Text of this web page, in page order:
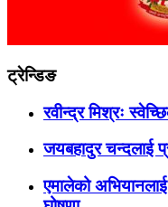
ट्रेन्डिङ
रवीन्द्र मिश्रः
जयबहादुर चन्दलाई
एमालेको अभियानलाई